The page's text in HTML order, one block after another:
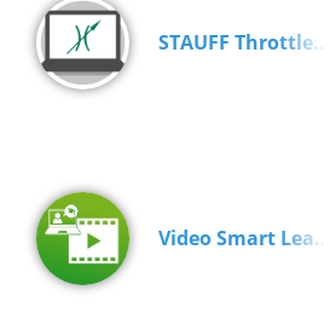
STAUFF Throttle…
Video Smart Lea…